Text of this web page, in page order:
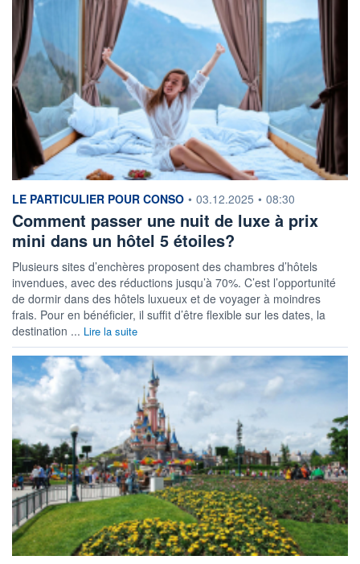
information fournie par
LE PARTICULIER POUR CONSO • 03.12.2025 • 08:30
Comment passer une nuit de luxe à prix
mini dans un hôtel 5 étoiles?
Plusieurs sites d’enchères proposent des chambres d’hôtels
invendues, avec des réductions jusqu’à 70%. C’est l’opportunité
de dormir dans des hôtels luxueux et de voyager à moindres
frais. Pour en bénéficier, il suffit d’être flexible sur les dates, la
destination ... Lire la suite